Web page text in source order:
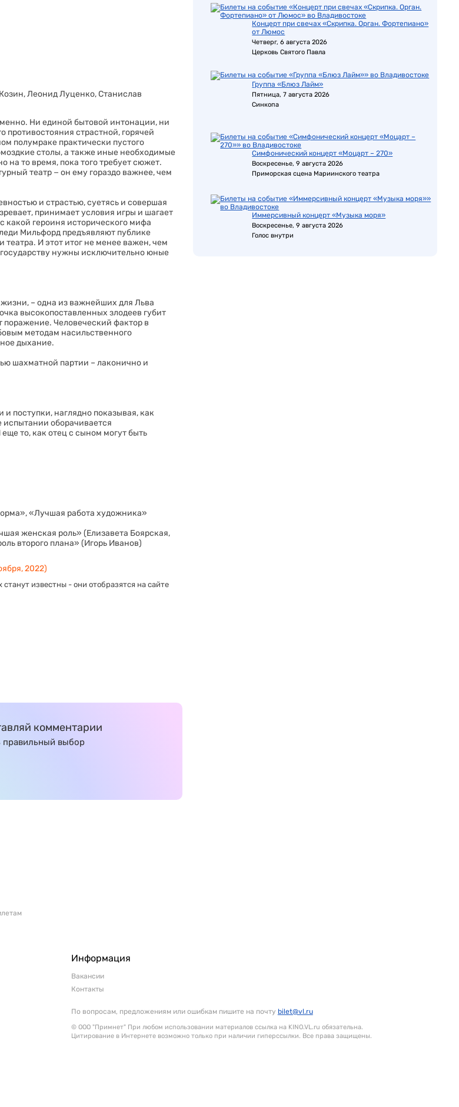
Леонид Луценко, Станислав
Ни единой бытовой интонации, ни
страстной, горячей
полумраке практически пустого
столы, а также иные необходимые
на то время, пока того требует сюжет.
театр − он ему гораздо важнее, чем
и страстью, суетясь и совершая
принимает условия игры и шагает
какой героиня исторического мифа
Мильфорд предъявляют публике
И этот итог не менее важен, чем
нужны исключительно юные
– одна из важнейших для Льва
высокопоставленных злодеев губит
Человеческий фактор в
методам насильственного
дыхание.
шахматной партии – лаконично и
поступки, наглядно показывая, как
испытании оборачивается
то, как отец с сыном могут быть
«Лучшая работа художника»
женская роль» (Елизавета Боярская,
второго плана» (Игорь Иванов)
2022)
известны - они отобразятся на сайте
комментарии
правильный выбор
Концерт при свечах «Скрипка. Орган. Фортепиано»
от Люмос
Четверг, 6 августа 2026
Церковь Святого Павла
Группа «Блюз Лайм»
Пятница, 7 августа 2026
Синкопа
Симфонический концерт «Моцарт – 270»
Воскресенье, 9 августа 2026
Приморская сцена Мариинского театра
Иммерсивный концерт «Музыка моря»
Воскресенье, 9 августа 2026
Голос внутри
Информация
Вакансии
Контакты
По вопросам, предложениям или ошибкам пишите на почту bilet@vl.ru
© ООО "Примнет" При любом использовании материалов ссылка на KINO.VL.ru обязательна.
Цитирование в Интернете возможно только при наличии гиперссылки. Все права защищены.